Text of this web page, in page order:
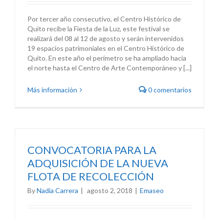
Por tercer año consecutivo, el Centro Histórico de
Quito recibe la Fiesta de la Luz, este festival se
realizará del 08 al 12 de agosto y serán intervenidos
19 espacios patrimoniales en el Centro Histórico de
Quito. En este año el perímetro se ha ampliado hacia
el norte hasta el Centro de Arte Contemporáneo y [...]
Más información 0 comentarios
CONVOCATORIA PARA LA
ADQUISICIÓN DE LA NUEVA
FLOTA DE RECOLECCIÓN
ByNadia Carrera | agosto 2, 2018 | Emaseo